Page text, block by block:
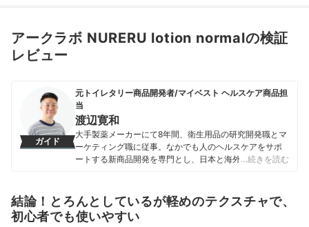
アークラボ NURERU lotion normalの検証
レビュー
ガイド
元トイレタリー商品開発者/マイベスト ヘルスケア商品担
当
渡辺寛和
大手製薬メーカーにて8年間、衛生用品の研究開発職とマ
ーケティング職に従事。なかでも人のヘルスケアをサポ
ートする新商品開発を専門とし、日本と海外を合わせて
品全般の比較検証を担当。「ユーザーが知りたいことを
適切な検証に基づきわかりやすく提供する」をモットー
に、日々の業務に取り組んでいる。
…続きを読む
結論！とろんとしているが軽めのテクスチャで、
初心者でも使いやすい